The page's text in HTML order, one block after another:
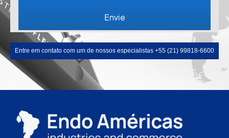
Entre em contato com um de nossos especialistas +55 (21) 99818-6600